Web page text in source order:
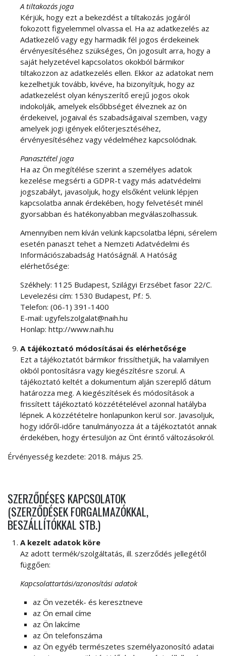
A tiltakozás joga
Kérjük, hogy ezt a bekezdést a tiltakozás jogáról
fokozott figyelemmel olvassa el. Ha az adatkezelés az
Adatkezelő vagy egy harmadik fél jogos érdekeinek
érvényesítéséhez szükséges, Ön jogosult arra, hogy a
saját helyzetével kapcsolatos okokból bármikor
tiltakozzon az adatkezelés ellen. Ekkor az adatokat nem
kezelhetjük tovább, kivéve, ha bizonyítjuk, hogy az
adatkezelést olyan kényszerítő erejű jogos okok
indokolják, amelyek elsőbbséget élveznek az ön
érdekeivel, jogaival és szabadságaival szemben, vagy
amelyek jogi igények előterjesztéséhez,
érvényesítéséhez vagy védelméhez kapcsolódnak.
Panasztétel joga
Ha az Ön megítélése szerint a személyes adatok
kezelése megsérti a GDPR-t vagy más adatvédelmi
jogszabályt, javasoljuk, hogy elsőként velünk lépjen
kapcsolatba annak érdekében, hogy felvetését minél
gyorsabban és hatékonyabban megválaszolhassuk.
Amennyiben nem kíván velünk kapcsolatba lépni, sérelem
esetén panaszt tehet a Nemzeti Adatvédelmi és
Információszabadság Hatóságnál. A Hatóság
elérhetősége:
Székhely: 1125 Budapest, Szilágyi Erzsébet fasor 22/C.
Levelezési cím: 1530 Budapest, Pf.: 5.
Telefon: (06-1) 391-1400
E-mail: ugyfelszolgalat@naih.hu
Honlap: http://www.naih.hu
A tájékoztató módosításai és elérhetősége
Ezt a tájékoztatót bármikor frissíthetjük, ha valamilyen
okból pontosításra vagy kiegészítésre szorul. A
tájékoztató keltét a dokumentum alján szereplő dátum
határozza meg. A kiegészítések és módosítások a
frissített tájékoztató közzétételével azonnal hatályba
lépnek. A közzétételre honlapunkon kerül sor. Javasoljuk,
hogy időről-időre tanulmányozza át a tájékoztatót annak
érdekében, hogy értesüljön az Önt érintő változásokról.
Érvényesség kezdete: 2018. május 25.
SZERZŐDÉSES KAPCSOLATOK
(SZERZŐDÉSEK FORGALMAZÓKKAL,
BESZÁLLÍTÓKKAL STB.)
A kezelt adatok köre
Az adott termék/szolgáltatás, ill. szerződés jellegétől
függően:
Kapcsolattartási/azonosítási adatok
az Ön vezeték- és keresztneve
az Ön email címe
az Ön lakcíme
az Ön telefonszáma
az Ön egyéb természetes személyazonosító adatai